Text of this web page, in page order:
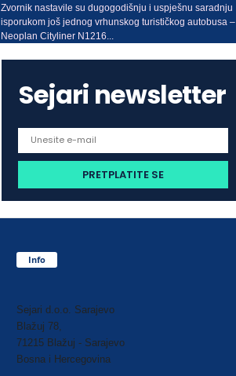
Zvornik nastavile su dugogodišnju i uspješnu saradnju
isporukom još jednog vrhunskog turističkog autobusa –
Neoplan Cityliner N1216...
Sejari newsletter
Info
Sejari d.o.o. Sarajevo
Blažuj 78,
71215 Blažuj - Sarajevo
Bosna i Hercegovina